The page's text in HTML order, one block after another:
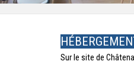
Sur le site de